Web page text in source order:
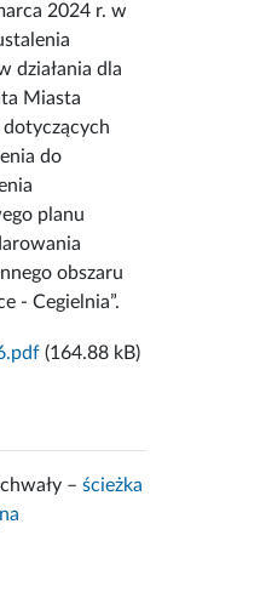
2024 r. w
działania dla
Miasta
dotyczących
do
planu
obszaru
- Cegielnia”.
(164.88 kB)
–ścieżka